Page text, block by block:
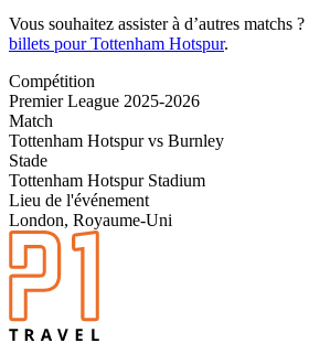
Vous souhaitez assister à d’autres matchs
billets pour Tottenham Hotspur.
Compétition
Premier League 2025-2026
Match
Tottenham Hotspur vs Burnley
Stade
Tottenham Hotspur Stadium
Lieu de l'événement
London, Royaume-Uni